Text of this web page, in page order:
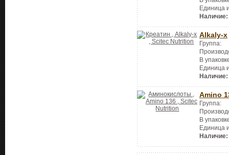
Единица
Наличие:
Alkaly-x
Группа:
В
Единица
Наличие:
Amino
Группа:
В
Единица
Наличие: